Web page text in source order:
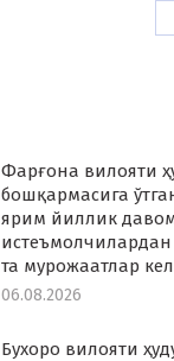
Фарғона вилояти
бошқармасига
ярим йиллик
та мурожаатлар
06.08.2026
Бухоро вилояти